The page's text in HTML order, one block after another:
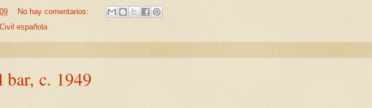
No hay comentarios:
española
bar, c. 1949